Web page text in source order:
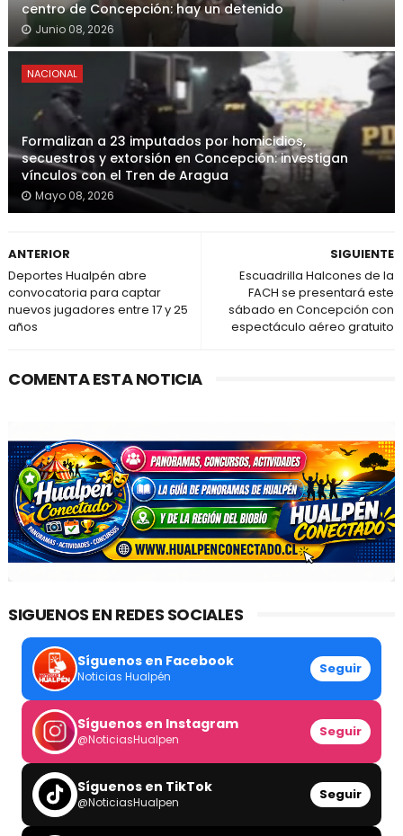
centro de Concepción: hay un detenido
Junio 08, 2026
NACIONAL
Formalizan a 23 imputados por homicidios,
secuestros y extorsión en Concepción: investigan
vínculos con el Tren de Aragua
Mayo 08, 2026
SIGUIENTE
Escuadrilla Halcones de la
FACH se presentará este
sábado en Concepción con
espectáculo aéreo gratuito
ANTERIOR
Deportes Hualpén abre
convocatoria para captar
nuevos jugadores entre 17 y 25
años
COMENTA ESTA NOTICIA
SIGUENOS EN REDES SOCIALES
Síguenos en Facebook
Noticias Hualpén Seguir
Síguenos en Instagram
@NoticiasHualpen Seguir
Síguenos en TikTok
@NoticiasHualpen Seguir